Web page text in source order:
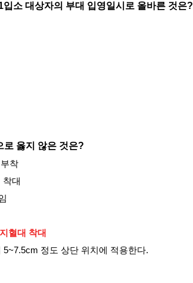
소 대상자의 부대 입영일시로 올바른 것은?
로 옳지 않은 것은?
착
대
혈대 착대
정도 상단 위치에 적용한다.